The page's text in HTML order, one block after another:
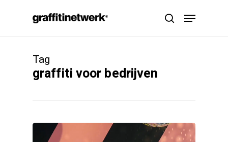
search
Menu
Tag
graffiti voor bedrijven